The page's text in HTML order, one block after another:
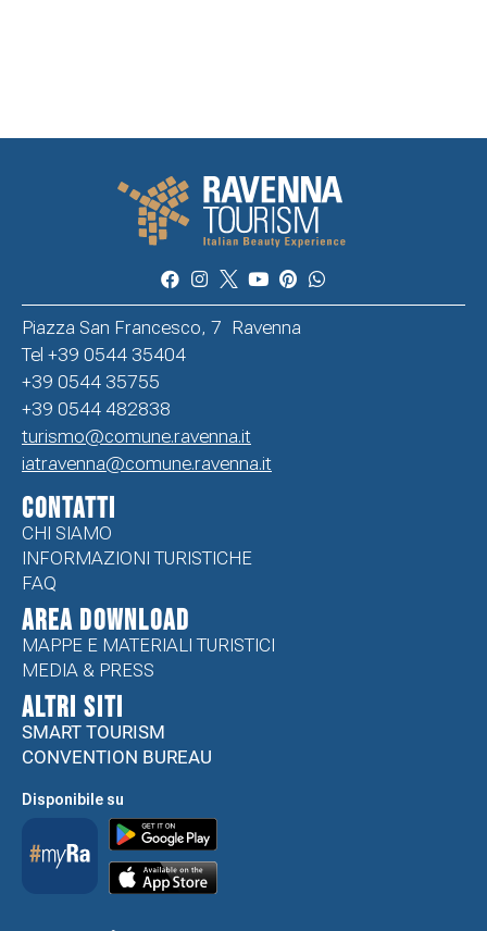
Piazza San Francesco, 7 Ravenna
Tel +39 0544 35404
+39 0544 35755
+39 0544 482838
turismo@comune.ravenna.it
iatravenna@comune.ravenna.it
CONTATTI
CHI SIAMO
INFORMAZIONI TURISTICHE
FAQ
Area Download
MAPPE E MATERIALI TURISTICI
MEDIA & PRESS
ALTRI SITI
SMART TOURISM
CONVENTION BUREAU
Disponibile su